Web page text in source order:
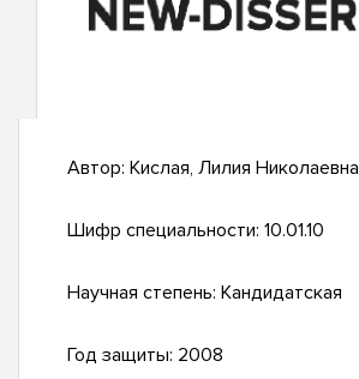
Автор: Кислая, Лилия Николаевна
Шифр специальности: 10.01.10
Научная степень: Кандидатская
Год защиты: 2008